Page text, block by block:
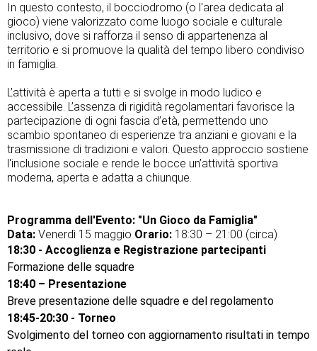
In questo contesto, il bocciodromo (o l'area dedicata al
gioco) viene valorizzato come luogo sociale e culturale
inclusivo, dove si rafforza il senso di appartenenza al
territorio e si promuove la qualità del tempo libero condiviso
in famiglia.
L’attività è aperta a tutti e si svolge in modo ludico e
accessibile. L’assenza di rigidità regolamentari favorisce la
partecipazione di ogni fascia d’età, permettendo uno
scambio spontaneo di esperienze tra anziani e giovani e la
trasmissione di tradizioni e valori. Questo approccio sostiene
l'inclusione sociale e rende le bocce un’attività sportiva
moderna, aperta e adatta a chiunque.
Programma dell'Evento: "Un Gioco da Famiglia"
Data: Venerdì 15 maggio Orario: 18:30 – 21:00 (circa)
18:30 - Accoglienza e Registrazione partecipanti
Formazione delle squadre
18:40 – Presentazione
Breve presentazione delle squadre e del regolamento
18:45-20:30 - Torneo
Svolgimento del torneo con aggiornamento risultati in tempo